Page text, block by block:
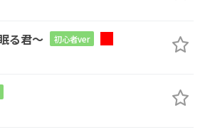
る君～ 初心者ver